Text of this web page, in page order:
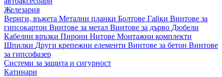
Железария
Вериги, въжета Метални планки Болтове Гайки Винтове за
гипсокартон Винтове за метал Винтове за дърво Дюбели
Кабелни връзки Пирони Нитове Монтажни комплекти
Шпилки Други крепежни елементи Винтове за бетон Винтове
за гипсофазер
Системи за защита и сигурност
Катинари